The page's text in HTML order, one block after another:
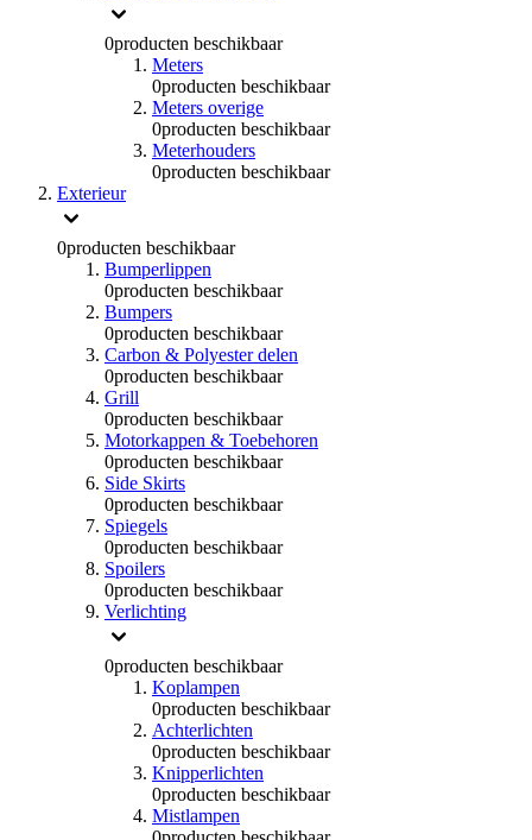
0producten beschikbaar
Meters
0producten beschikbaar
Meters overige
0producten beschikbaar
Meterhouders
0producten beschikbaar
Exterieur
0producten beschikbaar
Bumperlippen
0producten beschikbaar
Bumpers
0producten beschikbaar
Carbon & Polyester delen
0producten beschikbaar
Grill
0producten beschikbaar
Motorkappen & Toebehoren
0producten beschikbaar
Side Skirts
0producten beschikbaar
Spiegels
0producten beschikbaar
Spoilers
0producten beschikbaar
Verlichting
0producten beschikbaar
Koplampen
0producten beschikbaar
Achterlichten
0producten beschikbaar
Knipperlichten
0producten beschikbaar
Mistlampen